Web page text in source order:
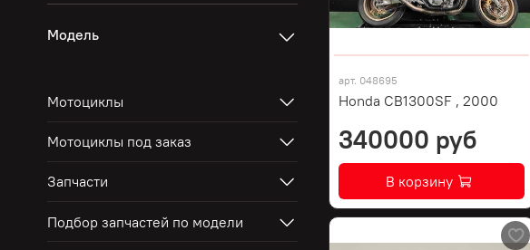
арт. 048695
Honda CB1300SF , 2000
340000 руб
В корзину
Модель
Мотоциклы
Мотоциклы под заказ
Запчасти
Подбор запчастей по модели